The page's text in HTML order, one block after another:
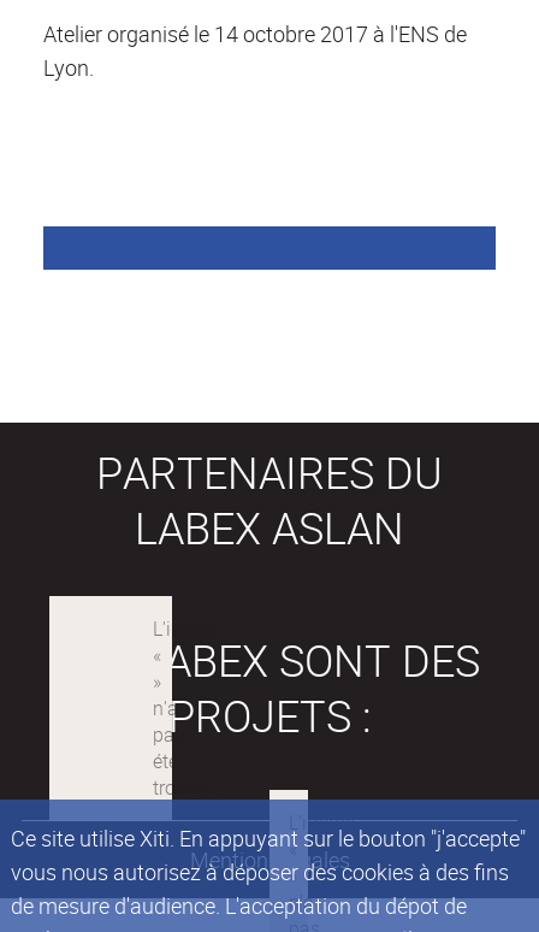
Ce site utilise Xiti. En appuyant sur le bouton "j'accepte"
vous nous autorisez à déposer des cookies à des fins
de mesure d'audience. L'acceptation du dépot de
Atelier organisé le 14 octobre 2017 à l'ENS de
Lyon.
PARTENAIRES DU
LABEX ASLAN
LES LABEX SONT DES
PROJETS :
Mentions légales